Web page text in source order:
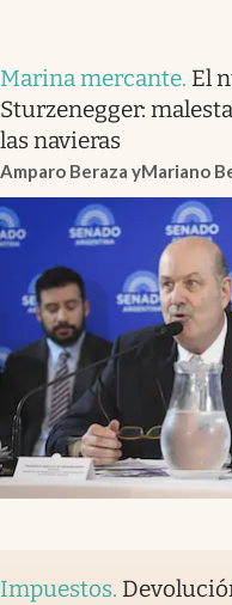
Marina mercante. El
Sturzenegger:
las navieras
Amparo Beraza yMariano
Impuestos.